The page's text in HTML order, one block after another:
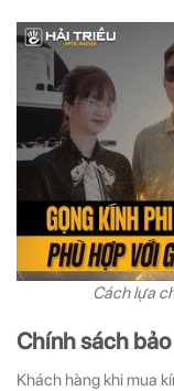
Cách lựa
Chính sách
Khách hàng khi mua